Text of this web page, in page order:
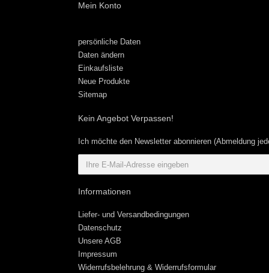
Mein Konto
persönliche Daten
Daten ändern
Einkaufsliste
Neue Produkte
Sitemap
Kein Angebot Verpassen!
Ich möchte den Newsletter abonnieren (Abmeldung
Informationen
Liefer- und Versandbedingungen
Datenschutz
Unsere AGB
Impressum
Widerrufsbelehrung & Widerrufsformular